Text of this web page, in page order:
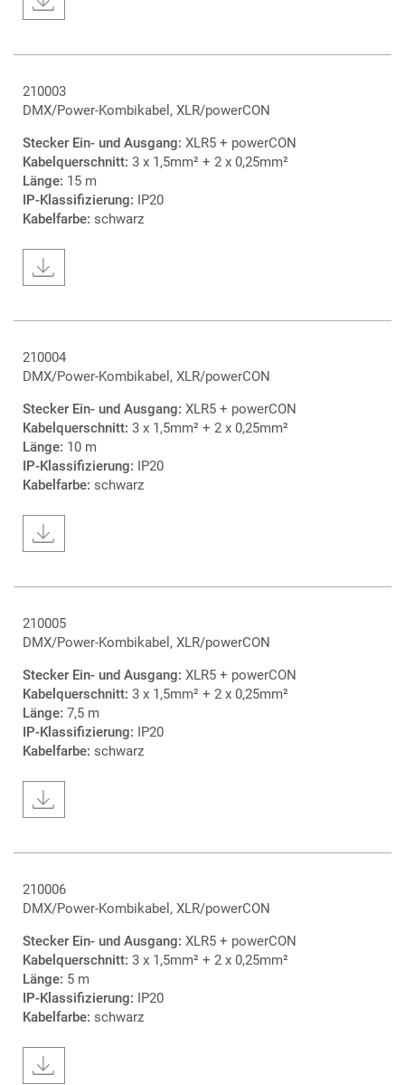
210003
DMX/Power-Kombikabel, XLR/powerCON
Stecker Ein- und Ausgang: XLR5 + powerCON
Kabelquerschnitt: 3 x 1,5mm² + 2 x 0,25mm²
Länge: 15 m
IP-Klassifizierung: IP20
Kabelfarbe: schwarz
210004
DMX/Power-Kombikabel, XLR/powerCON
Stecker Ein- und Ausgang: XLR5 + powerCON
Kabelquerschnitt: 3 x 1,5mm² + 2 x 0,25mm²
Länge: 10 m
IP-Klassifizierung: IP20
Kabelfarbe: schwarz
210005
DMX/Power-Kombikabel, XLR/powerCON
Stecker Ein- und Ausgang: XLR5 + powerCON
Kabelquerschnitt: 3 x 1,5mm² + 2 x 0,25mm²
Länge: 7,5 m
IP-Klassifizierung: IP20
Kabelfarbe: schwarz
210006
DMX/Power-Kombikabel, XLR/powerCON
Stecker Ein- und Ausgang: XLR5 + powerCON
Kabelquerschnitt: 3 x 1,5mm² + 2 x 0,25mm²
Länge: 5 m
IP-Klassifizierung: IP20
Kabelfarbe: schwarz